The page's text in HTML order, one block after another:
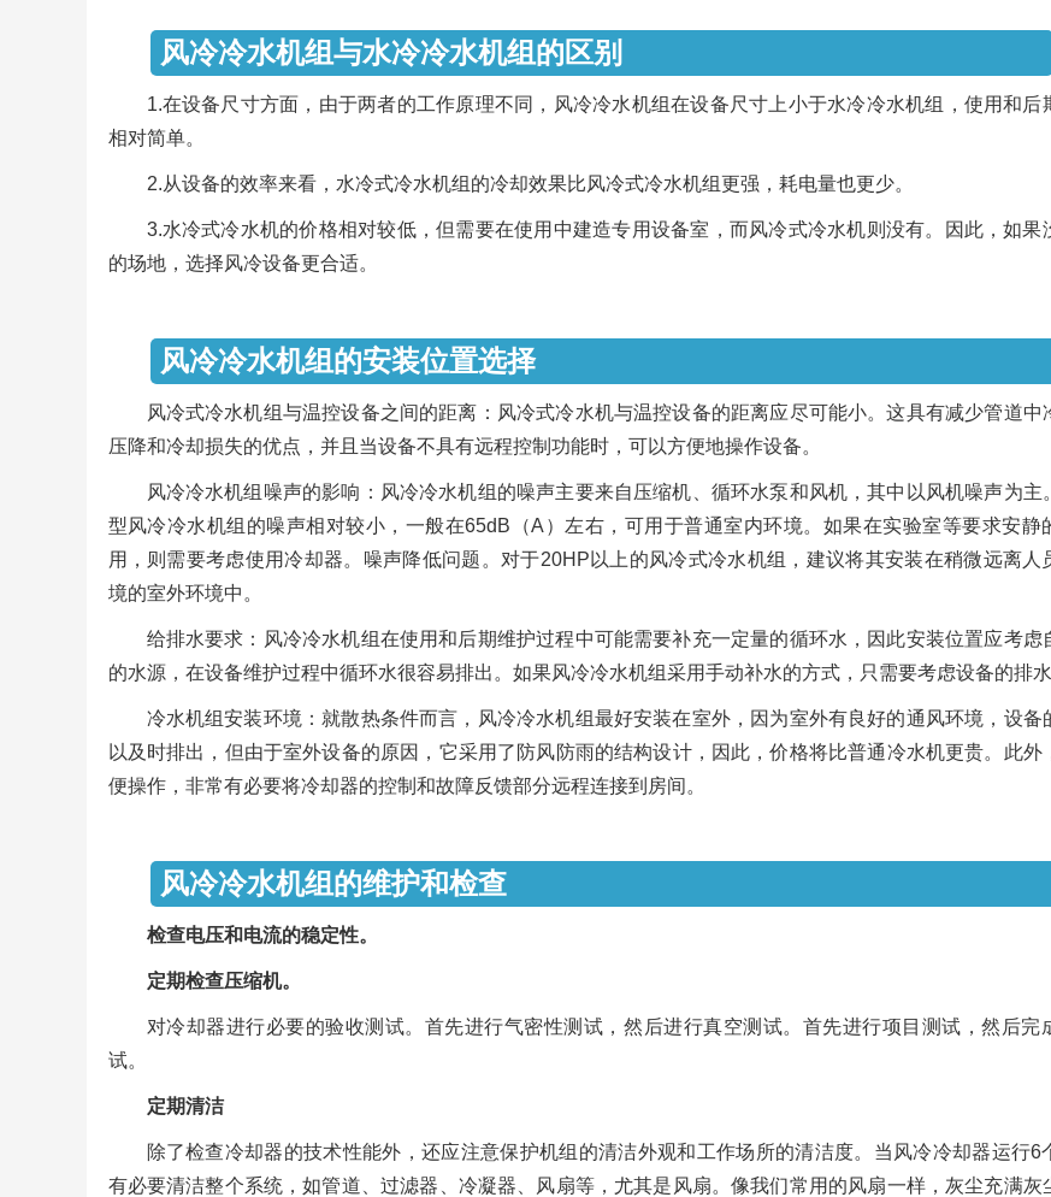
风冷冷水机组与水冷冷水机组的区别
1.在设备尺寸方面，由于两者的工作原理不同，风冷冷水机组在设备尺寸上小于水冷冷水机组，使用和后
相对简单。
2.从设备的效率来看，水冷式冷水机组的冷却效果比风冷式冷水机组更强，耗电量也更少。
3.水冷式冷水机的价格相对较低，但需要在使用中建造专用设备室，而风冷式冷水机则没有。因此，如果
的场地，选择风冷设备更合适。
风冷冷水机组的安装位置选择
风冷式冷水机组与温控设备之间的距离：风冷式冷水机与温控设备的距离应尽可能小。这具有减少管道中
压降和冷却损失的优点，并且当设备不具有远程控制功能时，可以方便地操作设备。
风冷冷水机组噪声的影响：风冷冷水机组的噪声主要来自压缩机、循环水泵和风机，其中以风机噪声为主
型风冷冷水机组的噪声相对较小，一般在65dB（A）左右，可用于普通室内环境。如果在实验室等要求安静
用，则需要考虑使用冷却器。噪声降低问题。对于20HP以上的风冷式冷水机组，建议将其安装在稍微远离人
境的室外环境中。
给排水要求：风冷冷水机组在使用和后期维护过程中可能需要补充一定量的循环水，因此安装位置应考虑
的水源，在设备维护过程中循环水很容易排出。如果风冷冷水机组采用手动补水的方式，只需要考虑设备的排水
冷水机组安装环境：就散热条件而言，风冷冷水机组最好安装在室外，因为室外有良好的通风环境，设备
以及时排出，但由于室外设备的原因，它采用了防风防雨的结构设计，因此，价格将比普通冷水机更贵。此外
便操作，非常有必要将冷却器的控制和故障反馈部分远程连接到房间。
风冷冷水机组的维护和检查
检查电压和电流的稳定性。
定期检查压缩机。
对冷却器进行必要的验收测试。首先进行气密性测试，然后进行真空测试。首先进行项目测试，然后完
试。
定期清洁
除了检查冷却器的技术性能外，还应注意保护机组的清洁外观和工作场所的清洁度。当风冷冷却器运行6
有必要清洁整个系统，如管道、过滤器、冷凝器、风扇等，尤其是风扇。像我们常用的风扇一样，灰尘充满灰